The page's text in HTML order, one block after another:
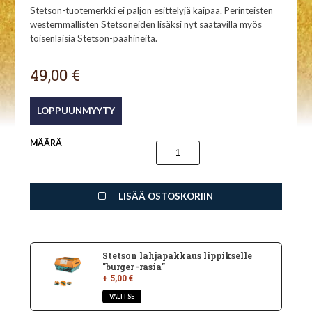
Stetson-tuotemerkki ei paljon esittelyjä kaipaa. Perinteisten
westernmallisten Stetsoneiden lisäksi nyt saatavilla myös
toisenlaisia Stetson-päähineitä.
49,00 €
MÄÄRÄ
LISÄÄ OSTOSKORIIN
Stetson lahjapakkaus lippikselle
"burger -rasia"
+ 5,00 €